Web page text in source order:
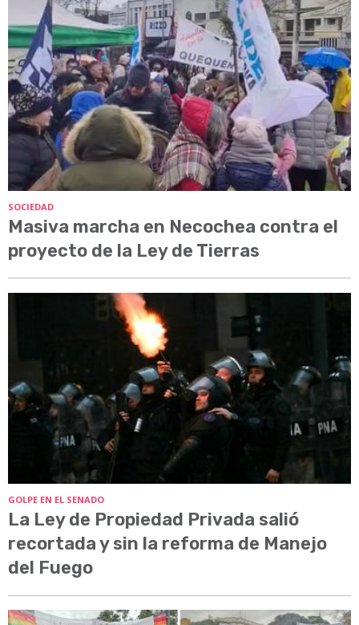
SOCIEDAD
Masiva marcha en Necochea contra el
proyecto de la Ley de Tierras
GOLPE EN EL SENADO
La Ley de Propiedad Privada salió
recortada y sin la reforma de Manejo
del Fuego